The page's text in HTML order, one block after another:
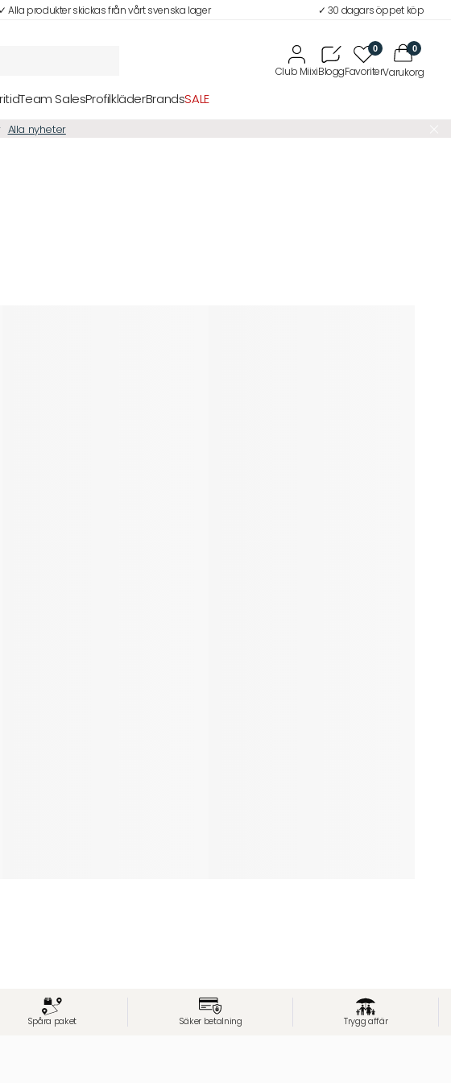
✓ Alla produkter skickas från vårt svenska lager ✓ 30 dagars öppet köp
0 0
Team SalesProfilkläderBrandsSALE
Alla nyheter
Spåra paket Säker betalning Trygg affär